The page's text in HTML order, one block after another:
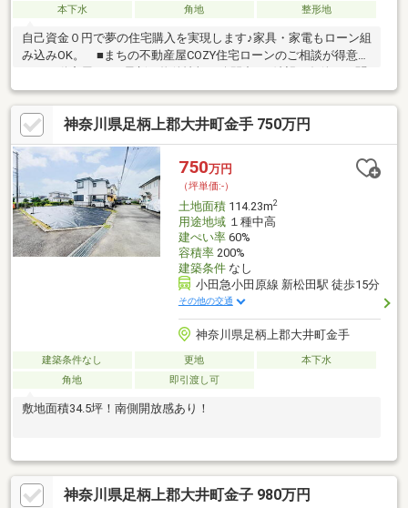
本下水
角地 整形地
自己資金０円で夢の住宅購入を実現します♪家具・家電もローン組
み込みOK。 ■まちの不動産屋COZY住宅ローンのご相談が得意と
かせ頂けましたら未公開情報もご覧いただけます♪以下のお悩みご
ざいませんか？【車のローンと住宅のローンを1本に纏めたい】
【おうちを購入した際に、エアコンやソファー、テレビ、冷蔵庫
等を新調したいので住宅ローンに組み込みたい】【住宅ローンの
審査に不安がある】【頭金や引っ越し費用も無いけれど住宅の購
入を検討したい】上記お悩みの方、是非一度ご相談ください♪
神奈川県足柄上郡大井町金手 750万円
750万円
（坪単価:-）
土地面積114.23m2
用途地域１種中高
建ぺい率60%
容積率200%
建築条件なし
小田急小田原線 新松田駅 徒歩15分
その他の交通
神奈川県足柄上郡大井町金手
建築条件なし 更地
本下水
角地
即引渡し可
敷地面積34.5坪！南側開放感あり！
神奈川県足柄上郡大井町金子 980万円